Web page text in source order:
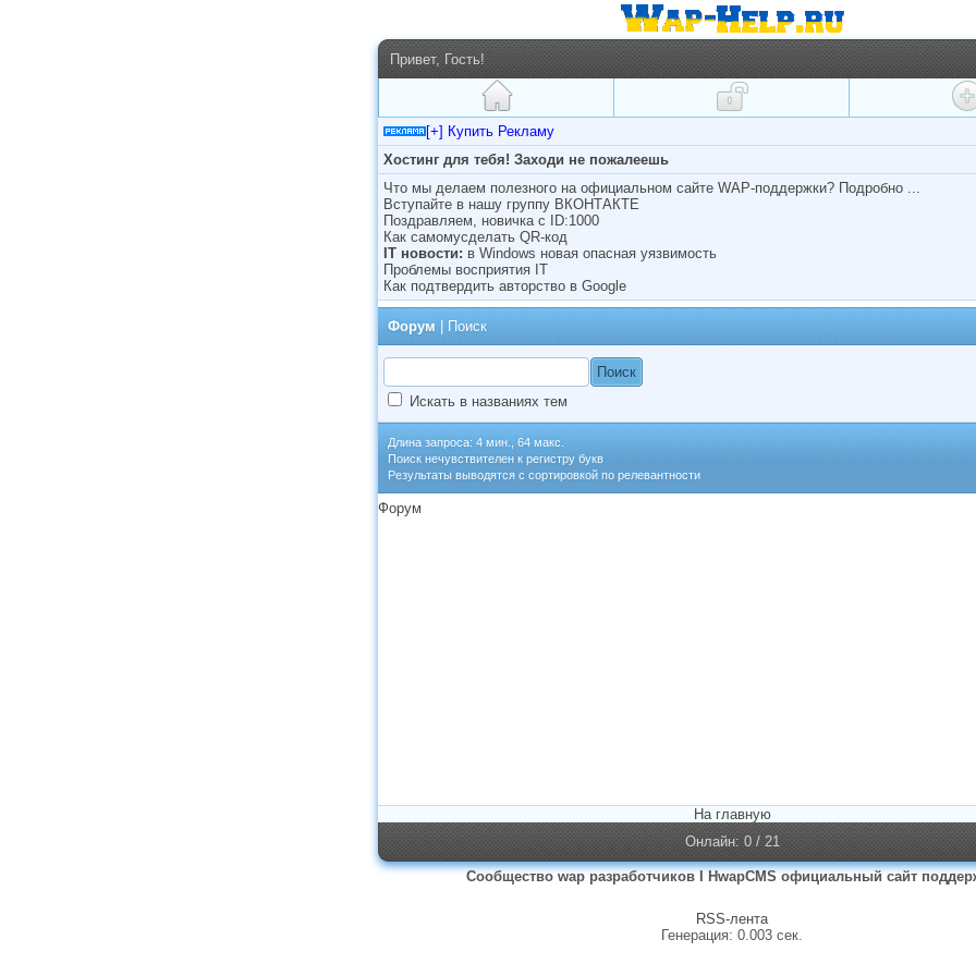
Привет, Гость!
[+] Купить Рекламу
Хостинг для тебя! Заходи не пожалеешь
Что мы делаем полезного на официальном сайте WAP-поддержки? Подробно ...
Вступайте в нашу группу ВКОНТАКТЕ
Поздравляем, новичка с ID:1000
Как самомусделать QR-код
IT новости: в Windows новая опасная уязвимость
Проблемы восприятия IT
Как подтвердить авторство в Google
Форум | Поиск
Искать в названиях тем
Длина запроса: 4 мин., 64 макс.
Поиск нечувствителен к регистру букв
Результаты выводятся с сортировкой по релевантности
Форум
На главную
Онлайн: 0 / 21
Сообщество wap разработчиков I HwapCMS официальный сайт
RSS-лента
Генерация: 0.003 сек.